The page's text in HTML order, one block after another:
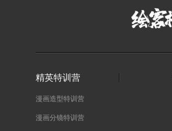
精英特训营
漫画造型特训营
漫画分镜特训营